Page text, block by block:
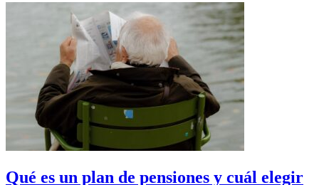
Qué es un plan de pensiones y cuál elegir